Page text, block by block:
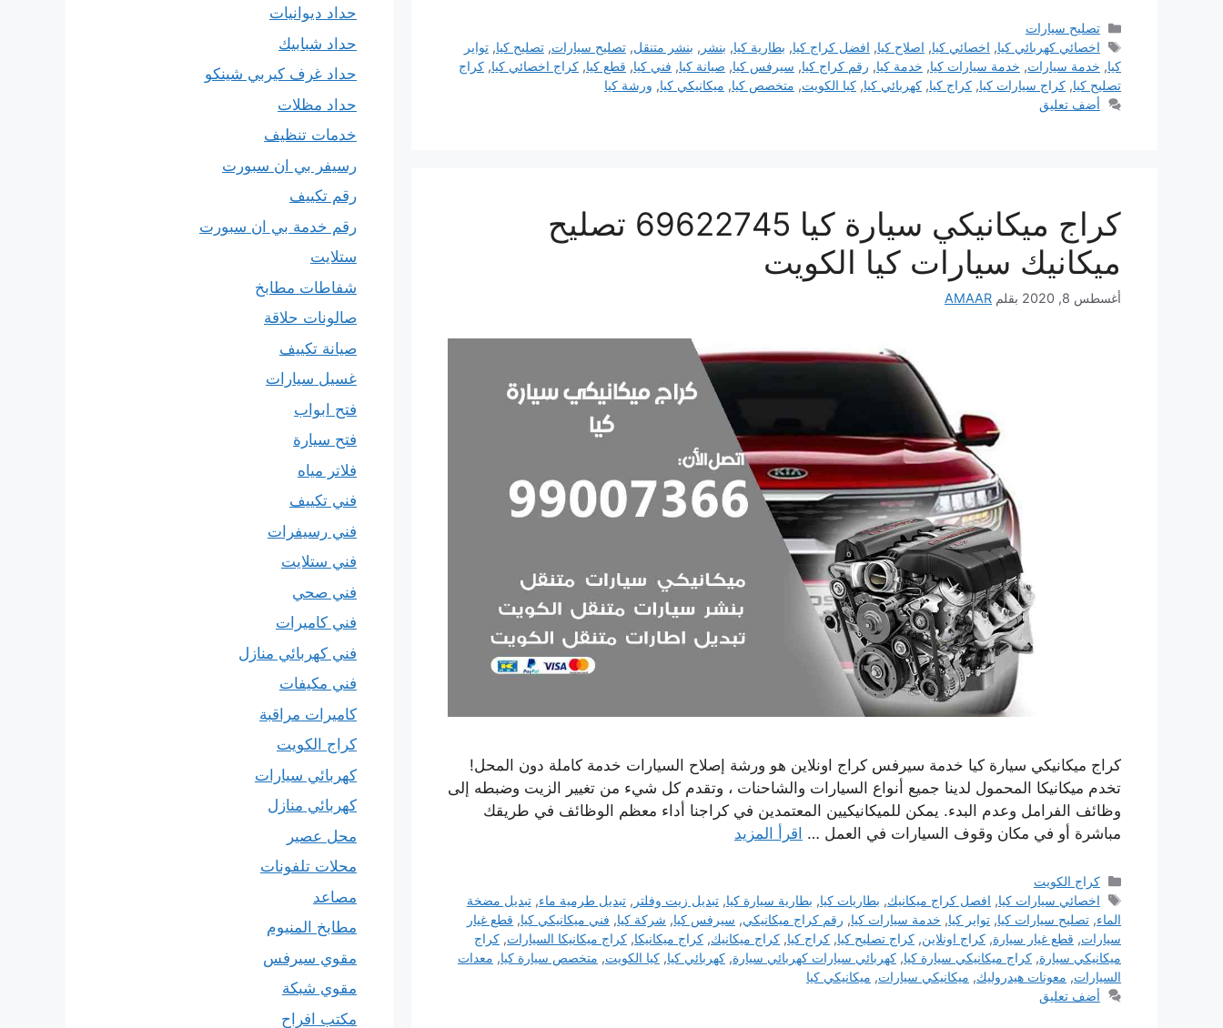
التصنيفات
تصليح سيارات
الوسوم
اخصائي كهربائي كيا, اخصائي كيا, اصلاح كيا, افضل كراج كيا, بطارية كيا, بنشر , بنشر متنقل,تصليح سيارات,تصليح كيا,تواير
كيا, خدمة سيارات, خدمة سيارات كيا, خدمة كيا, رقم كراج كيا, سيرفس كيا, صيانة كيا, فني كيا, قطع كيا, كراج اخصائي كيا, كراج
تصليح كيا, كراج سيارات كيا, كراج كيا, كهربائي كيا, كيا الكويت, متخصص كيا, ميكانيكي كيا, ورشة كيا
أضف تعليق
كراج ميكانيكي سيارة كيا 69622745 تصليح
ميكانيك سيارات كيا الكويت
أغسطس 8, 2020 بقلم AMAAR
كراج ميكانيكي سيارة كيا خدمة سيرفس كراج اونلاين هو ورشة إصلاح السيارات خدمة كاملة دون المحل!
تخدم ميكانيكا المحمول لدينا جميع أنواع السيارات والشاحنات ، وتقدم كل شيء من تغيير الزيت وضبطه إلى
وظائف الفرامل وعدم البدء. يمكن للميكانيكيين المعتمدين في كراجنا أداء معظم الوظائف في طريقك
مباشرة أو في مكان وقوف السيارات في العمل … اقرأ المزيد
التصنيفات
كراج الكويت
الوسوم
اخصائي سيارات كيا, افصل كراج ميكانيك, بطاريات كيا, بطارية سيارة كيا,تبديل زيت وفلتر ,تبديل طرمية ماء,تبديل مضخة
الماء, تصليح سيارات كيا, تواير كيا, خدمة سيارات كيا, رقم كراج ميكانيكي, سيرفس كيا, شركة كيا, فني ميكانيكي كيا, قطع غيار
سيارات, قطع غيار سيارة, كراج اونلاين, كراج تصليح كيا, كراج كيا, كراج ميكانيك, كراج ميكانيكا, كراج ميكانيكا السيارات, كراج
ميكانيكي سيارة, كراج ميكانيكي سيارة كيا, كهربائي سيارات كهربائي سيارة, كهربائي كيا, كيا الكويت, متخصص سيارة كيا, معدات
السيارات, معونات هيدروليك, ميكانيكي سيارات, ميكانيكي كيا
أضف تعليق
حداد ديوانيات
حداد شبابيك
حداد غرف كيربي شينكو
حداد مظلات
خدمات تنظيف
رسيفر بي ان سبورت
رقم تكييف
رقم خدمة بي ان سبورت
ستلايت
شفاطات مطابخ
صالونات حلاقة
صيانة تكييف
غسيل سيارات
فتح ابواب
فتح سيارة
فلاتر مياه
فني تكييف
فني رسيفرات
فني ستلايت
فني صحي
فني كاميرات
فني كهربائي منازل
فني مكيفات
كاميرات مراقبة
كراج الكويت
كهربائي سيارات
كهربائي منازل
محل عصير
محلات تلفونات
مصاعد
مطابخ المنيوم
مقوي سيرفس
مقوي شبكة
مكتب افراح